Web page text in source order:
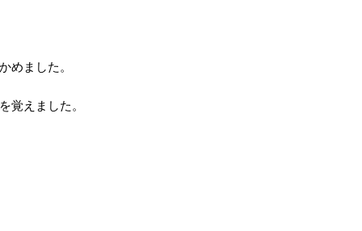
めました。
覚えました。